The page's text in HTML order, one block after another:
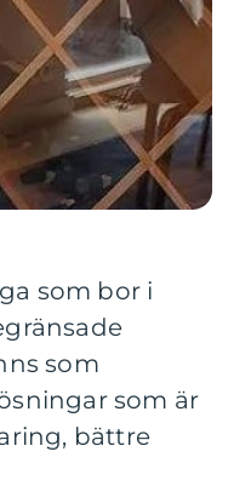
som bor i
som
som är
bättre